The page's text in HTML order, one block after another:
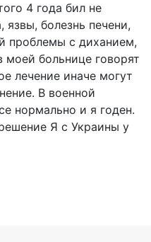
4 года бил не
язвы, болезнь печени,
проблемы с диханием,
моей больнице говорят
лечение иначе могут
В военной
нормально и я годен.
Я с Украины у